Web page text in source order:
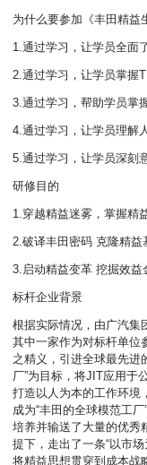
为什么要参加《丰田精益
1.通过学习，让学员全面
2.通过学习，让学员掌握
3.通过学习，帮助学员掌
4.通过学习，让学员理解
5.通过学习，让学员深刻
研修目的
1.穿越精益迷雾，掌握精
2.破译丰田密码 克隆精益
3.启动精益变革 挖掘效益
标杆企业背景
根据实际情况，由广汽集
其中一家作为对标杆单位
之精义，引进全球最先进
厂”为目标，将JIT应用于
打造以人为本的工作环境
成为“丰田的全球模范工
培养并输送了大量的优秀
提下，走出了一条“以市
将精益思想贯穿到成本战